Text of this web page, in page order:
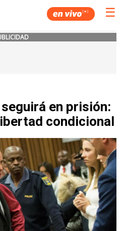
☰
en prisión:
condicional